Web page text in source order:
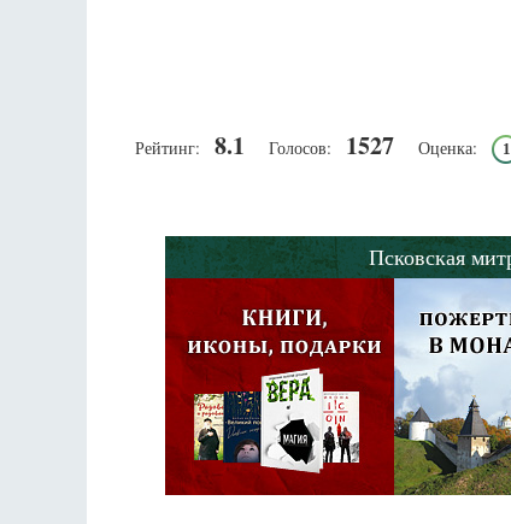
Рейтинг: 8.1 Голосов: 1527 Оценка: 1
Псковская